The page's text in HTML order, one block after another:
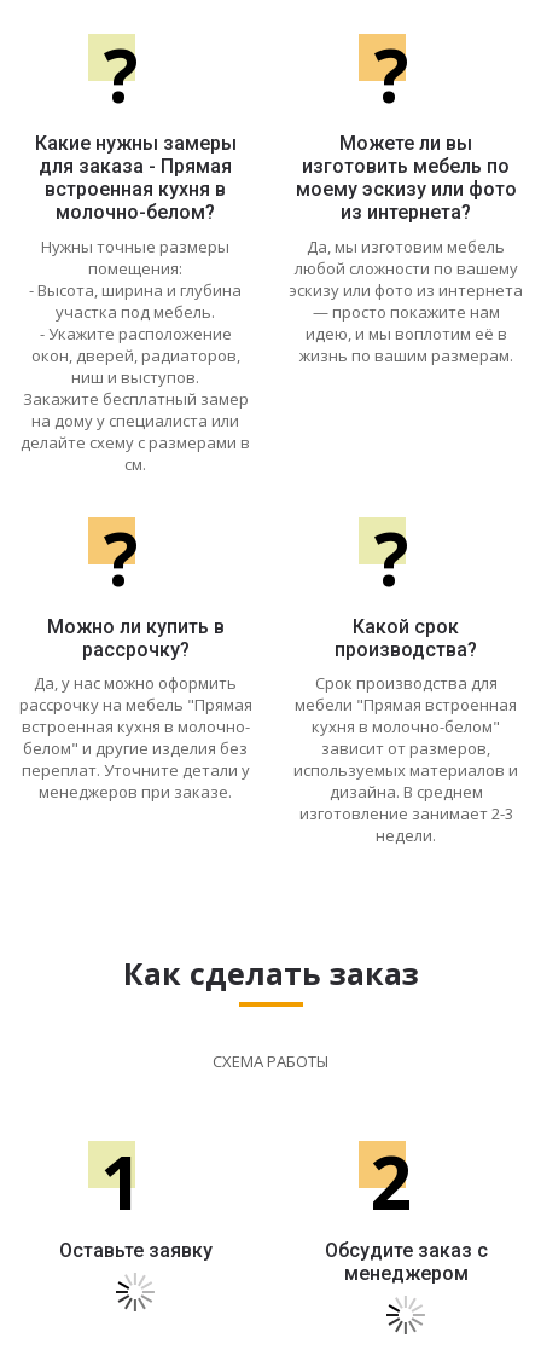
?
Какие нужны замеры
для заказа - Прямая
встроенная кухня в
молочно-белом?
Нужны точные размеры
помещения:
- Высота, ширина и глубина
участка под мебель.
- Укажите расположение
окон, дверей, радиаторов,
ниш и выступов.
Закажите бесплатный замер
на дому у специалиста или
делайте схему с размерами в
см.
?
Можете ли вы
изготовить мебель по
моему эскизу или фото
из интернета?
Да, мы изготовим мебель
любой сложности по вашему
эскизу или фото из интернета
— просто покажите нам
идею, и мы воплотим её в
жизнь по вашим размерам.
?
Можно ли купить в
рассрочку?
Да, у нас можно оформить
рассрочку на мебель "Прямая
встроенная кухня в молочно-
белом" и другие изделия без
переплат. Уточните детали у
менеджеров при заказе.
?
Какой срок
производства?
Срок производства для
мебели "Прямая встроенная
кухня в молочно-белом"
зависит от размеров,
используемых материалов и
дизайна. В среднем
изготовление занимает 2-3
недели.
Как сделать заказ
СХЕМА РАБОТЫ
1
Оставьте заявку
2
Обсудите заказ с
менеджером